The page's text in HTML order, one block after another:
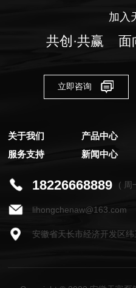
加入
共创·共赢 面
立即咨询
关于我们 产品中心
服务支持
新闻中心
18226668889 ( 周
lihongchenaw@163.com
安徽省天长市经济开发区